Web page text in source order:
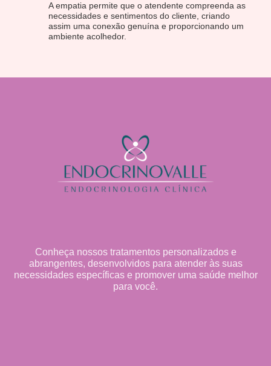
A empatia permite que o atendente compreenda as
necessidades e sentimentos do cliente, criando
assim uma conexão genuína e proporcionando um
ambiente acolhedor.
Conheça nossos tratamentos personalizados e
abrangentes, desenvolvidos para atender às suas
necessidades específicas e promover uma saúde melhor
para você.